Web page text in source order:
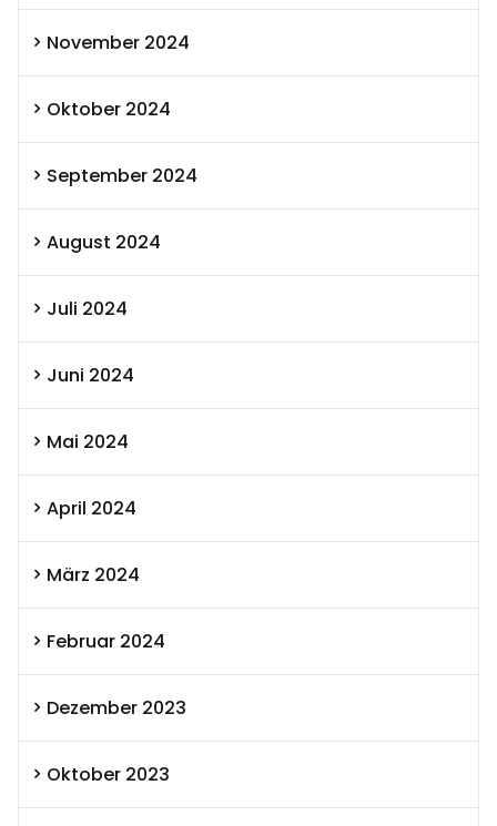
November 2024
Oktober 2024
September 2024
August 2024
Juli 2024
Juni 2024
Mai 2024
April 2024
März 2024
Februar 2024
Dezember 2023
Oktober 2023